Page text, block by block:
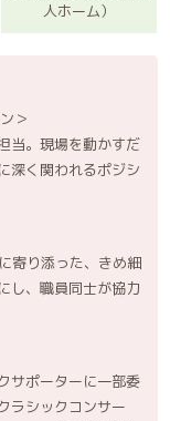
人ホーム）
＞
当。現場を動かすだ
深く関われるポジシ
寄り添った、きめ細
し、職員同士が協力
サポーターに一部委
ラシックコンサー